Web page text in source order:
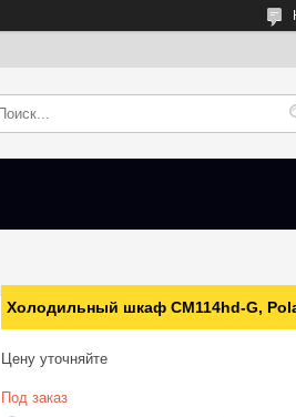
Холодильный шкаф CM114hd-G,
Цену уточняйте
Под заказ